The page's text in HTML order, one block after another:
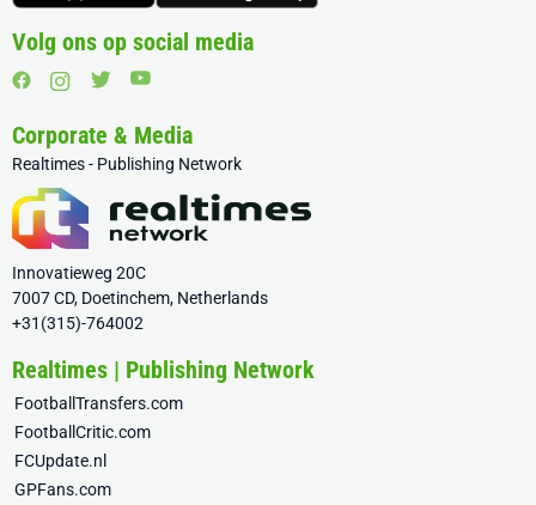
Volg ons op social media
Corporate & Media
Realtimes - Publishing Network
Innovatieweg 20C
7007 CD, Doetinchem, Netherlands
+31(315)-764002
Realtimes | Publishing Network
FootballTransfers.com
FootballCritic.com
FCUpdate.nl
GPFans.com